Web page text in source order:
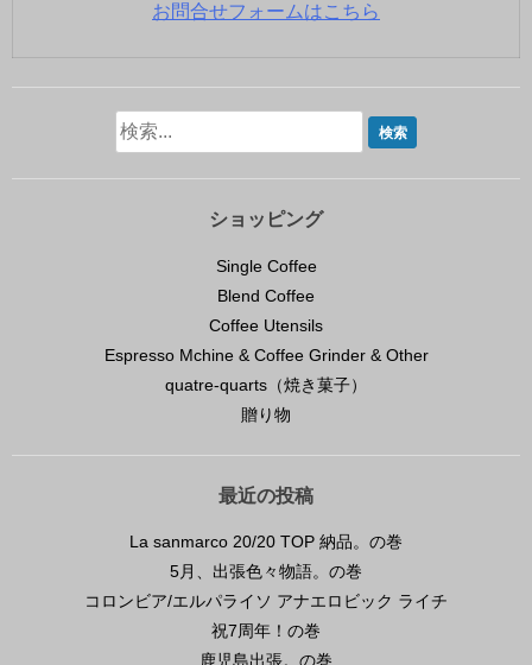
お問合せフォームはこちら
ショッピング
Single Coffee
Blend Coffee
Coffee Utensils
Espresso Mchine & Coffee Grinder & Other
quatre-quarts（焼き菓子）
贈り物
最近の投稿
La sanmarco 20/20 TOP 納品。の巻
5月、出張色々物語。の巻
コロンビア/エルパライソ アナエロビック ライチ
祝7周年！の巻
鹿児島出張。の巻